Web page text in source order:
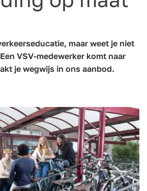
maar weet je niet
VSV-medewerker komt naar
je wegwijs in ons aanbod.